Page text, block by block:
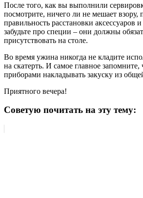
После того, как вы выполнили
посмотрите, ничего ли не мешает взору,
правильность расстановки аксессуаров
забудьте про специи – они должны
присутствовать на столе.
Во время ужина никогда не кладите
на скатерть. И самое главное запомните,
приборами накладывать закуску из
Приятного вечера!
Советую почитать на эту тему: